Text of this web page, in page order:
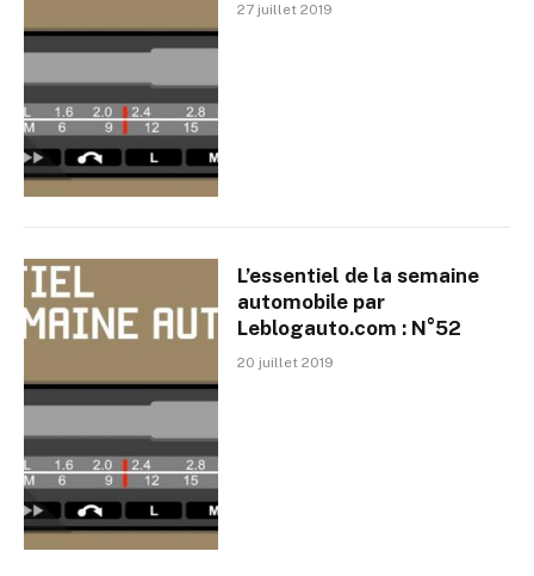
27 juillet 2019
L’essentiel de la semaine
automobile par
Leblogauto.com : N°52
20 juillet 2019